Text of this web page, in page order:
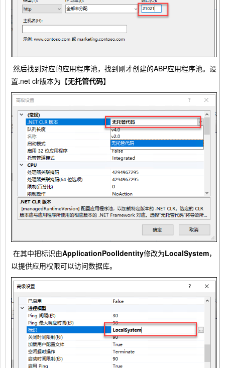
然后找到对应的应用程序池，找到刚才创建的ABP应用程序池。设
置.net clr版本为【无托管代码】
在其中把标识由ApplicationPoolIdentity修改为LocalSystem，
以提供应用权限可以访问数据库。